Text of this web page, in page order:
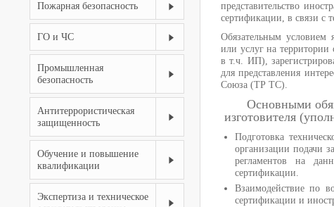
Пожарная безопасность
ГО и ЧС
Промышленная
безопасность
Антитеррористическая
защищенность
Обучение и повышение
квалификации
Экспертиза и техническое
представительство
сертификации, в связи с
Обязательным условием
или услуг на
в т.ч. ИП),
для представления
Союза (ТР ТС).
Основными
изготовителя
Подготовка
организации подачи
регламентов на
сертификации.
Взаимодействие по
сертификации и